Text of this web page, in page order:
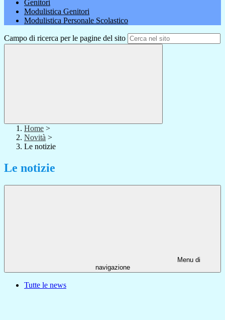
Genitori
Modulistica Genitori
Modulistica Personale Scolastico
Campo di ricerca per le pagine del sito
Home >
Novità >
Le notizie
Le notizie
Menu di
navigazione
Tutte le news